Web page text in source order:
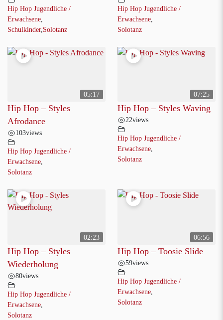
Hip Hop Jugendliche /
Erwachsene
Schulkinder, Solotanz
Hip Hop Jugendliche /
Erwachsene
Solotanz
05:17
Hip Hop – Styles
Afrodance
103views
Hip Hop Jugendliche /
Erwachsene,
Solotanz
07:25
Hip Hop – Styles Waving
22views
Hip Hop Jugendliche /
Erwachsene,
Solotanz
02:23
Hip Hop – Styles
Wiederholung
80views
Hip Hop Jugendliche /
Erwachsene,
Solotanz
06:56
Hip Hop – Toosie Slide
59views
Hip Hop Jugendliche /
Erwachsene,
Solotanz